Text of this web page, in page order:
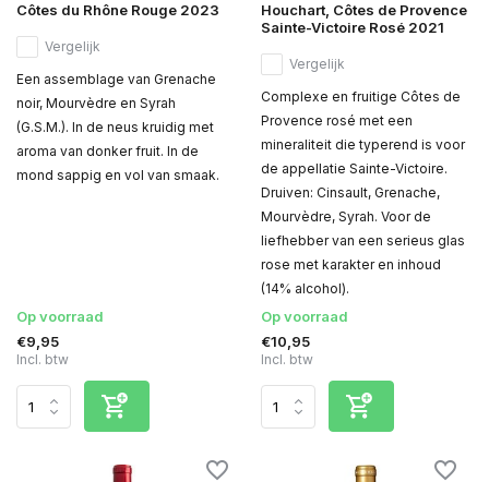
Côtes du Rhône Rouge 2023
Vergelijk
Een assemblage van Grenache
noir, Mourvèdre en Syrah
(G.S.M.). In de neus kruidig met
aroma van donker fruit. In de
mond sappig en vol van smaak.
Op voorraad
€9,95
Incl. btw
Houchart, Côtes de Provence
Sainte-Victoire Rosé 2021
Vergelijk
Complexe en fruitige Côtes de
Provence rosé met een
mineraliteit die typerend is voor
de appellatie Sainte-Victoire.
Druiven: Cinsault, Grenache,
Mourvèdre, Syrah. Voor de
liefhebber van een serieus glas
rose met karakter en inhoud
(14% alcohol).
Op voorraad
€10,95
Incl. btw